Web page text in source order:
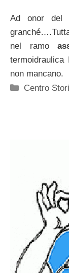
Ad onor del
nel ramo
non mancano.
Categorie
Centro